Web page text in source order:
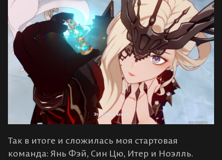
Так в итоге и сложилась моя стартовая
команда: Янь Фэй, Син Цю, Итер и Ноэлль.